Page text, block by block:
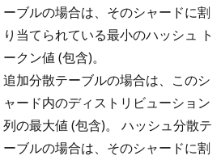
ーブルの場合は、そのシャードに割
り当てられている最小のハッシュ ト
ークン値 (包含)。
追加分散テーブルの場合は、このシ
ャード内のディストリビューション
列の最大値 (包含)。 ハッシュ分散テ
ーブルの場合は、そのシャードに割